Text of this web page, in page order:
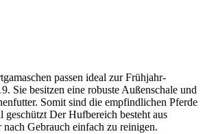
passen ideal zur Frühjahr-
Sie besitzen eine robuste Außenschale und
Somit sind die empfindlichen Pferde
geschützt Der Hufbereich besteht aus
nach Gebrauch einfach zu reinigen.